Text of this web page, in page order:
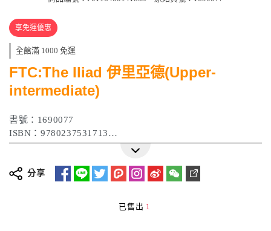
享免運優惠
全館滿 1000 免運
FTC:The Iliad 伊里亞德(Upper-
intermediate)
書號：1690077
ISBN：9780237531713
作者：Pauline Francis
分享
已售出 1